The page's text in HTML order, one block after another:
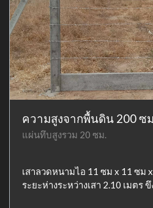
ความสูงจากพื้นดิน 200 ซม.
แผ่นทึบสูงรวม 20 ซม.
เสาลวดหนามไอ 11 ซม x 11 ซม
ระยะห่างระหว่างเสา 2.10 เมตร